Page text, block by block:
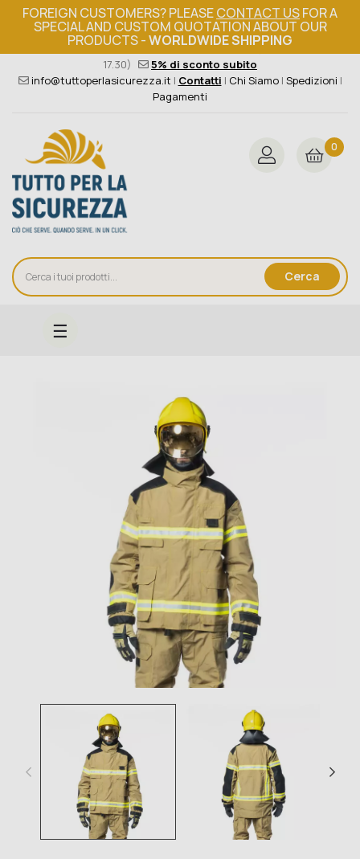
FOREIGN CUSTOMERS? PLEASECONTACT USFOR A
SPECIAL AND CUSTOM QUOTATION ABOUT OUR
PRODUCTS -WORLDWIDE SHIPPING
Ordine minimo 149€+iva 376 004 4000(Lun - Ven / 8.30 -
17.30)
5% di sconto subito
info@tuttoperlasicurezza.it | Contatti | Chi Siamo| Spedizioni |
Pagamenti
Cerca
0
navigazione
☰